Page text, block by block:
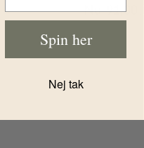
Nu91,00
Spin her
Nej tak